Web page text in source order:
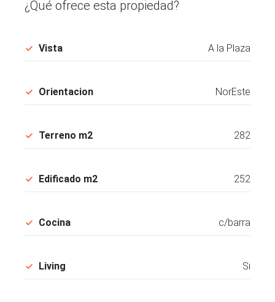
¿Qué ofrece esta propiedad?
Vista A la Plaza
Orientacion NorEste
Terreno m2 282
Edificado m2 252
Cocina c/barra
Living Si